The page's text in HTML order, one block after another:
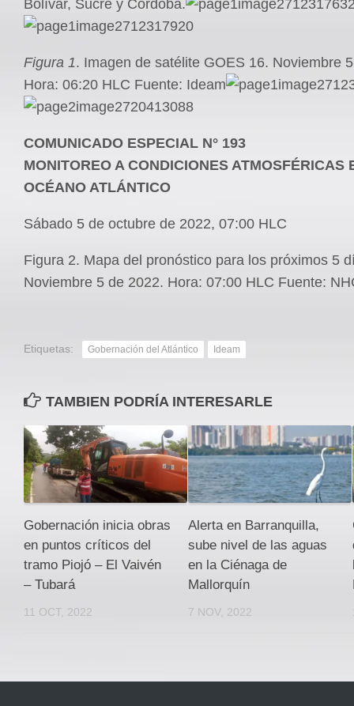
Bolívar, Sucre y Córdoba.
Figura 1. Imagen de satélite GOES 16. Noviembre
Hora: 06:20 HLC Fuente: Ideam
COMUNICADO ESPECIAL N° 193
MONITOREO A CONDICIONES ATMOSFÉRICAS
OCÉANO ATLÁNTICO
Sábado 5 de octubre de 2022, 07:00 HLC
Figura 2. Mapa del pronóstico para los próximos 5
Noviembre 5 de 2022. Hora: 07:00 HLC Fuente:
Etiquetas: Gobernación del Atlántico Ideam
TAMBIEN PODRÍA INTERESARLE
Gobernación inicia obras
en puntos críticos del
tramo Piojó – El Vaivén
– Tubará
11 OCT, 2022
Alerta en Barranquilla,
sube nivel de las aguas
en la Ciénaga de
Mallorquín
7 NOV, 2022